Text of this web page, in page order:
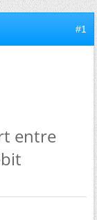
#1
entre